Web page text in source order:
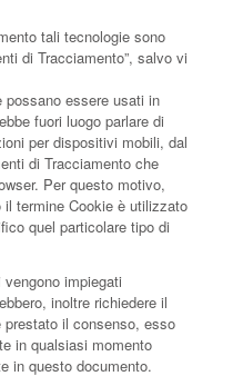
tali tecnologie sono
di Tracciamento”, salvo vi
possano essere usati in
fuori luogo parlare di
per dispositivi mobili, dal
di Tracciamento che
Per questo motivo,
il termine Cookie è utilizzato
quel particolare tipo di
impiegati
inoltre richiedere il
prestato il consenso, esso
in qualsiasi momento
in questo documento.